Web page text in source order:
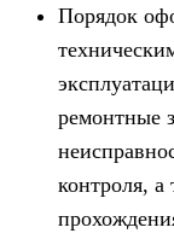
Порядок
ремонтные
контроля,